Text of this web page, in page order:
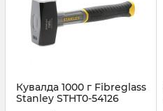
Кувалда 1000 г Fibreglass
Stanley STHT0-54126